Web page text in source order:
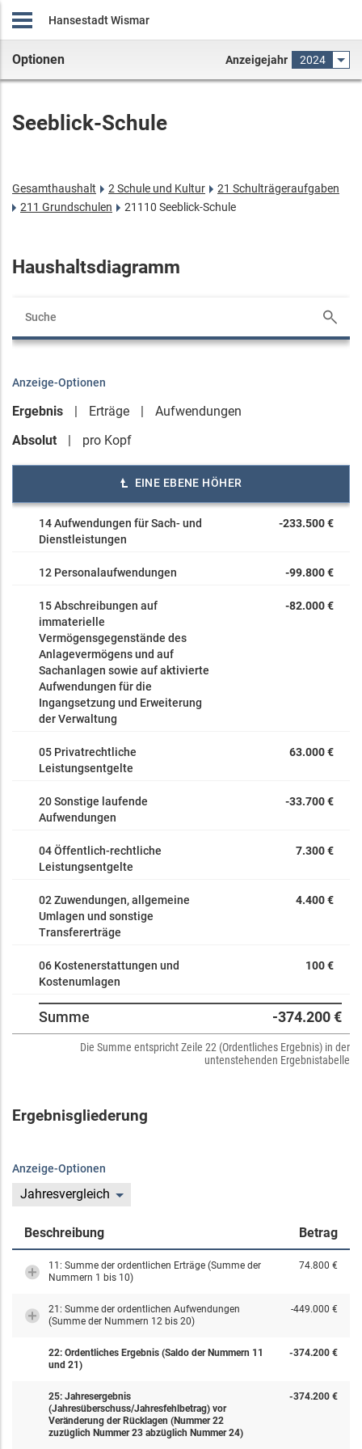
Hansestadt Wismar
Optionen Anzeigejahr 2024
Seeblick-Schule
Gesamthaushalt 2 Schule und Kultur
21 Schulträgeraufgaben
211 Grundschulen
21110 Seeblick-Schule
Haushaltsdiagramm
Anzeige-Optionen
Ergebnis Erträge
Aufwendungen
Absolut
pro Kopf
EINE EBENE HÖHER
14 Aufwendungen für Sach- und
Dienstleistungen
-233.500 €
12 Personalaufwendungen -99.800 €
15 Abschreibungen auf
immaterielle
Vermögensgegenstände des
Anlagevermögens und auf
Sachanlagen sowie auf aktivierte
Aufwendungen für die
Ingangsetzung und Erweiterung
der Verwaltung
-82.000 €
05 Privatrechtliche
Leistungsentgelte
63.000 €
20 Sonstige laufende
Aufwendungen
-33.700 €
04 Öffentlich-rechtliche
Leistungsentgelte
7.300 €
02 Zuwendungen, allgemeine
Umlagen und sonstige
Transfererträge
4.400 €
06 Kostenerstattungen und
Kostenumlagen
100 €
Summe -374.200 €
Die Summe entspricht Zeile 22 (Ordentliches Ergebnis) in der
untenstehenden Ergebnistabelle
Ergebnisgliederung
Anzeige-Optionen
Jahresvergleich
Beschreibung Betrag
11: Summe der ordentlichen Erträge (Summe der
Nummern 1 bis 10)
74.800 €
21: Summe der ordentlichen Aufwendungen
(Summe der Nummern 12 bis 20)
-449.000 €
22: Ordentliches Ergebnis (Saldo der Nummern 11
und 21)
-374.200 €
25: Jahresergebnis
(Jahresüberschuss/Jahresfehlbetrag) vor
Veränderung der Rücklagen (Nummer 22
zuzüglich Nummer 23 abzüglich Nummer 24)
-374.200 €